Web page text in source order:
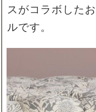
スがコラボした
ルです。